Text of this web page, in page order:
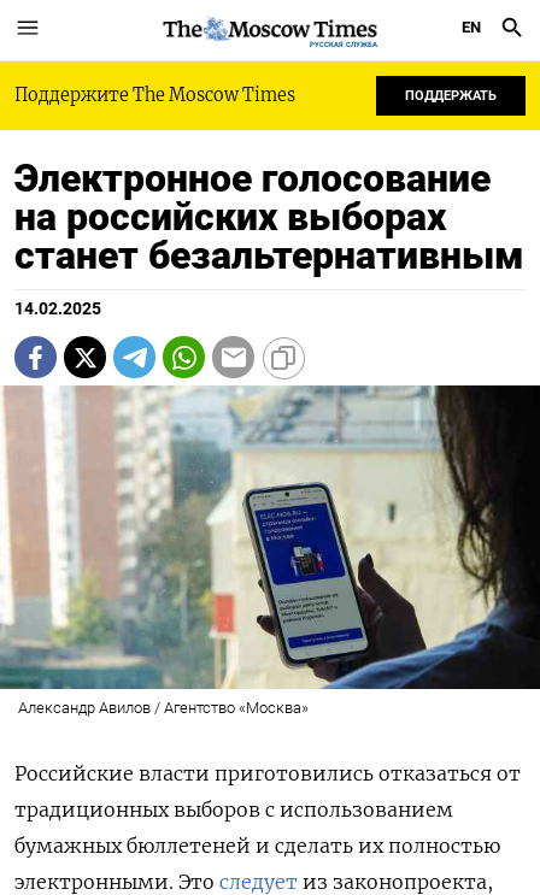
РУССКАЯ СЛУЖБА
EN
Поддержите The Moscow Times ПОДДЕРЖАТЬ
Электронное голосование
на российских выборах
станет безальтернативным
14.02.2025
Александр Авилов / Агентство «Москва»
Российские власти приготовились отказаться от
традиционных выборов с использованием
бумажных бюллетеней и сделать их полностью
электронными. Это следует из законопроекта,